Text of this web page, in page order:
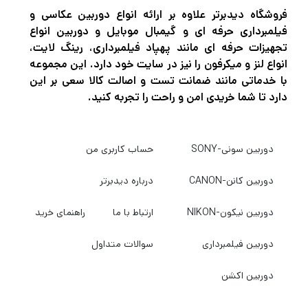
U1 است که هر دو حداقل سرعت نوشتن 10
مگابایت بر ثانیه را تضمین می کنند. این کارت که
برای شرایط سخت ساخته شده است، ضد آب،
شوک، اشعه ایکس و دما است تا به محافظت از
اطلاعات شما کمک کند، در حالی که یک سوئیچ
محتوای شما کمک می کند.
کارت‌های SanDisk Ultra SD با عملکرد فوق‌العاده
ضبط ویدیوی UHS-I سریع هستند تا به شما
فروشگاه دیدبرتر علاوه بر ارائه انواع دوربین عکاسی و
فیلمبرداری حرفه ای و گیمبال موبایل و دوربین انواع
تجهیزات حرفه ای مانند پهپاد فیلمبرداری، رینگ لایت،
انواع لنز و میکرفون را نیز در سایت خود دارد. این مجموعه
با خدماتی مانند ضمانت تست و اصالت کالا سعی بر این
دارد تا شما خریدی امن و راحت را تجربه کنید.
دوربین سونی-SONY
دوربین کانن-CANON
دوربین نیکون-NIKON
دوربین فیلمبرداری
دوربین اکشن
حساب کاربری من
درباره دیدبرتر
ارتباط با ما راهنمای خرید
سوالات متداول